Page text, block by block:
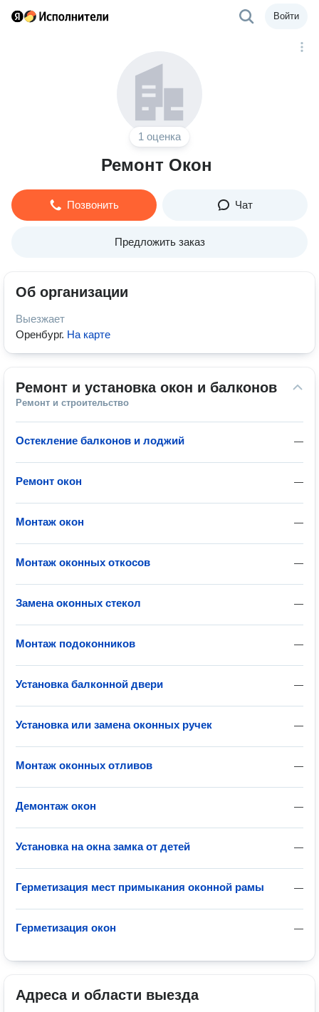
Войти
1 оценка
Ремонт Окон
Позвонить Чат
Предложить заказ
Об организации
Выезжает
Оренбург. На карте
Ремонт и установка окон и балконов
Ремонт и строительство
—
Остекление балконов и лоджий
—
Ремонт окон
—
Монтаж окон
—
Монтаж оконных откосов
—
Замена оконных стекол
—
Монтаж подоконников
—
Установка балконной двери
—
Установка или замена оконных ручек
—
Монтаж оконных отливов
—
Демонтаж окон
—
Установка на окна замка от детей
—
Герметизация мест примыкания оконной рамы
—
Герметизация окон
Адреса и области выезда